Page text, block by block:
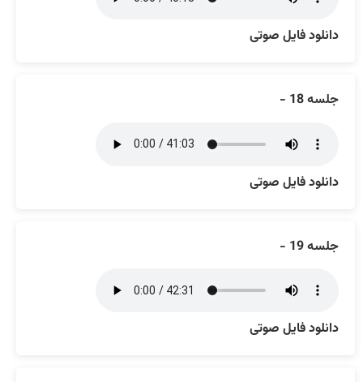
دانلود فایل صوتی
جلسه 18 -
دانلود فایل صوتی
جلسه 19 -
دانلود فایل صوتی